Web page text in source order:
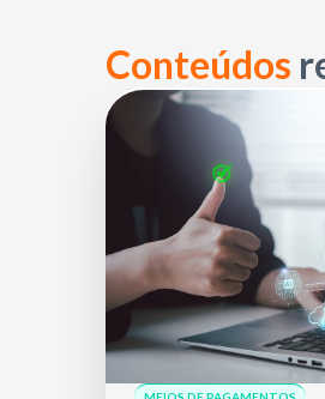
Conteúdos